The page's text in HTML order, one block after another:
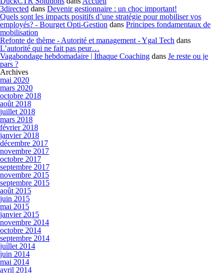
3directed dans Devenir gestionnaire : un choc important!
Quels sont les impacts positifs d’une stratégie pour mobiliser vos
employés? - Bourget Opti-Gestion dans Principes fondamentaux de
mobilisation
Refonte de thème - Autorité et management - Ygal Tech dans
L’autorité qui ne fait pas peur…
Vagabondage hebdomadaire | Ithaque Coaching dans Je reste ou je
pars ?
Archives
mai 2020
mars 2020
octobre 2018
août 2018
juillet 2018
mars 2018
février 2018
janvier 2018
décembre 2017
novembre 2017
octobre 2017
septembre 2017
novembre 2015
septembre 2015
août 2015
juin 2015
mai 2015
janvier 2015
novembre 2014
octobre 2014
septembre 2014
juillet 2014
juin 2014
mai 2014
avril 2014